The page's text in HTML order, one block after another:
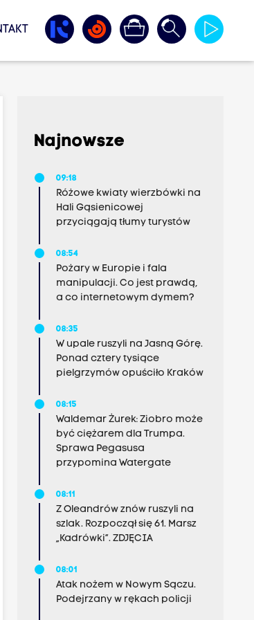
Najnowsze
09:18
Różowe kwiaty wierzbówki na
Hali Gąsienicowej
przyciągają tłumy turystów
08:54
Pożary w Europie i fala
manipulacji. Co jest prawdą,
a co internetowym dymem?
08:35
W upale ruszyli na Jasną Górę.
Ponad cztery tysiące
pielgrzymów opuściło Kraków
08:15
Waldemar Żurek: Ziobro może
być ciężarem dla Trumpa.
Sprawa Pegasusa
przypomina Watergate
08:11
Z Oleandrów znów ruszyli na
szlak. Rozpoczął się 61. Marsz
„Kadrówki”. ZDJĘCIA
08:01
Atak nożem w Nowym Sączu.
Podejrzany w rękach policji